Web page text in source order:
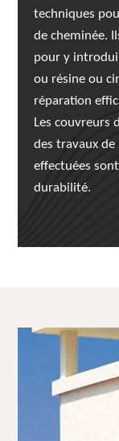
techniques
de cheminée.
pour y
ou résine ou
réparation
Les couvreurs
des travaux
effectuées
durabilité.